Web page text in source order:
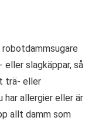
eller slagkäppar, så
trä- eller
har allergier eller är
allt damm som